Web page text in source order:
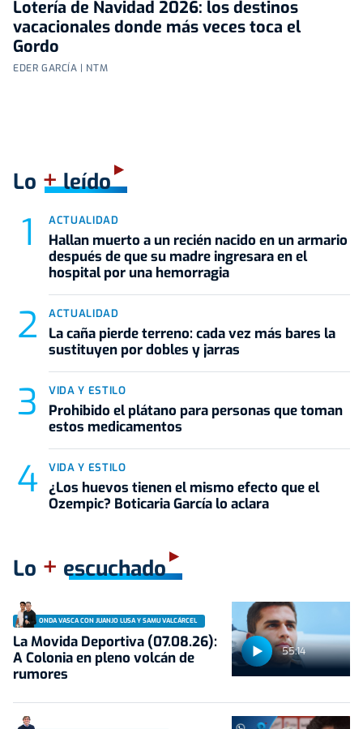
Lotería de Navidad 2026: los destinos
vacacionales donde más veces toca el
Gordo
EDER GARCÍA | NTM
Lo +leído
ACTUALIDAD
Hallan muerto a un recién nacido en un armario
después de que su madre ingresara en el
hospital por una hemorragia
ACTUALIDAD
La caña pierde terreno: cada vez más bares la
sustituyen por dobles y jarras
VIDA Y ESTILO
Prohibido el plátano para personas que toman
estos medicamentos
VIDA Y ESTILO
¿Los huevos tienen el mismo efecto que el
Ozempic? Boticaria García lo aclara
Lo + escuchado
55:14
ONDA VASCA CON JUANJO LUSA Y SAMU VALCÁRCEL
La Movida Deportiva (07.08.26):
A Colonia en pleno volcán de
rumores